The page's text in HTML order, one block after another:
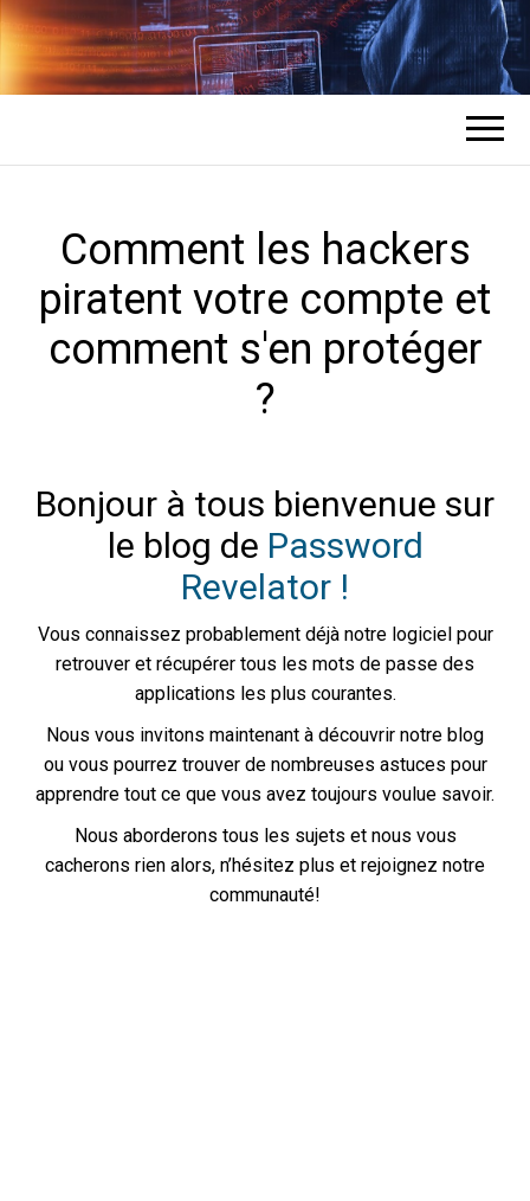
COMMENT UN
HACKER
PIRATE DES
COMPTES ?
L'expert en récupération de mots de
passe des comptes
Comment les hackers
piratent votre compte et
comment s'en protéger
?
Bonjour à tous bienvenue sur
le blog de Password
Revelator !
Vous connaissez probablement déjà notre logiciel pour
retrouver et récupérer tous les mots de passe des
applications les plus courantes.
Nous vous invitons maintenant à découvrir notre blog
ou vous pourrez trouver de nombreuses astuces pour
apprendre tout ce que vous avez toujours voulue savoir.
Nous aborderons tous les sujets et nous vous
cacherons rien alors, n’hésitez plus et rejoignez notre
communauté!